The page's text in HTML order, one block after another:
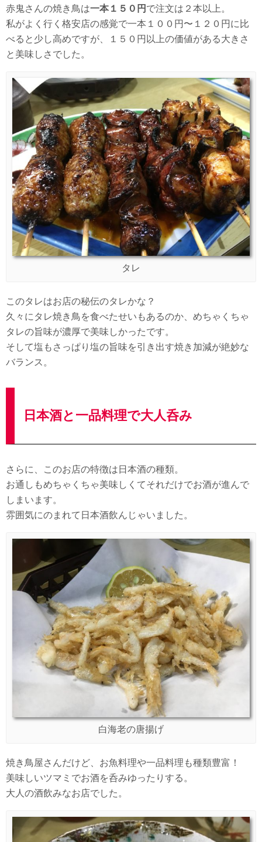
赤鬼さんの焼き鳥は一本１５０円 で注文は２本以上。
私がよく行く格安店の感覚で一本１００円〜１２０円に比
べると少し高めですが、１５０円以上の価値がある大きさ
と美味しさでした。
タレ
このタレはお店の秘伝のタレかな？
久々にタレ焼き鳥を食べたせいもあるのか、めちゃくちゃ
タレの旨味が濃厚で美味しかったです。
そして塩もさっぱり塩の旨味を引き出す焼き加減が絶妙な
バランス。
日本酒と一品料理で大人呑み
さらに、このお店の特徴は日本酒の種類。
お通しもめちゃくちゃ美味しくてそれだけでお酒が進んで
しまいます。
雰囲気にのまれて日本酒飲んじゃいました。
白海老の唐揚げ
焼き鳥屋さんだけど、お魚料理や一品料理も種類豊富！
美味しいツマミでお酒を呑みゆったりする。
大人の酒飲みなお店でした。